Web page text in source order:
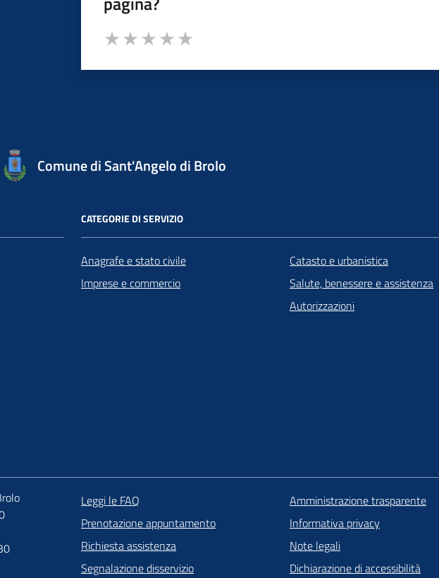
Valuta da 1 a 5 stelle la pagina
Comune di Sant'Angelo di Brolo
CATEGORIE DI SERVIZIO
Anagrafe e stato civile
Imprese e commercio
Catasto e urbanistica
Salute, benessere e assistenza
Autorizzazioni
Leggi le FAQ
Prenotazione appuntamento
Richiesta assistenza
Segnalazione disservizio
Amministrazione trasparente
Informativa privacy
Note legali
Dichiarazione di accessibilità